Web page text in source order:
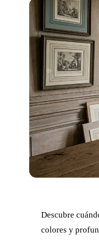
Descubre
colores y